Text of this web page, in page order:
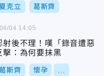
夏克立 葛斯齊
射後不理！嘆「錄音遭惡
擊：為何要抹黑
斯齊 懷孕
04 14:05